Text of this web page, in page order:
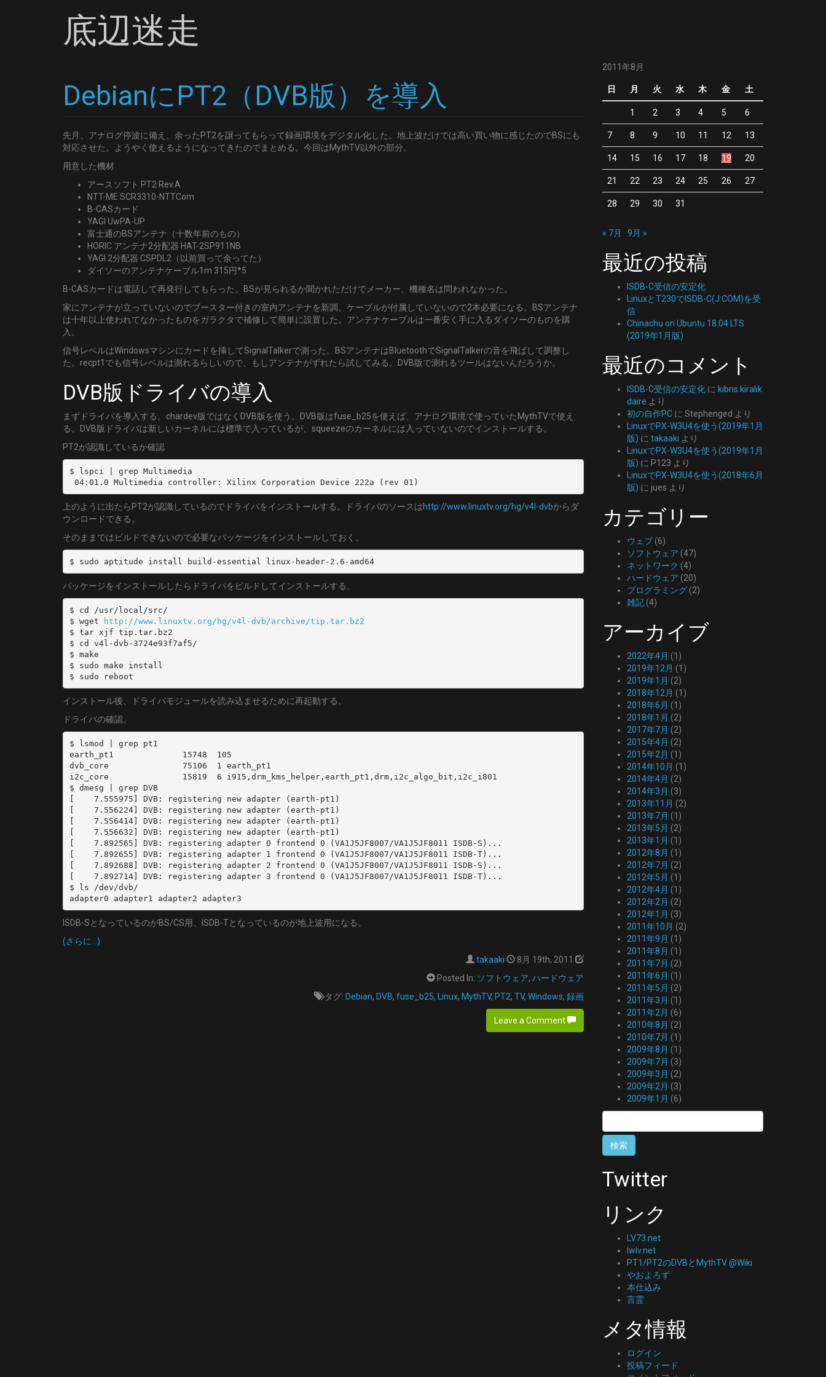
底辺迷走
DebianにPT2（DVB版）を導入
先月、アナログ停波に備え、余ったPT2を譲ってもらって録画環境をデジタル化した。地上波だけでは高い買い物に感じたのでBSにも
対応させた。ようやく使えるようになってきたのでまとめる。今回はMythTV以外の部分。
用意した機材
アースソフト PT2 Rev.A
NTT-ME SCR3310-NTTCom
B-CASカード
YAGI UwPA-UP
富士通のBSアンテナ（十数年前のもの）
HORIC アンテナ2分配器 HAT-2SP911NB
YAGI 2分配器 CSPDL2（以前買って余ってた）
ダイソーのアンテナケーブル1m 315円*5
B-CASカードは電話して再発行してもらった。BSが見られるか聞かれただけでメーカー、機種名は問われなかった。
家にアンテナが立っていないのでブースター付きの室内アンテナを新調。ケーブルが付属していないので2本必要になる。BSアンテナ
は十年以上使われてなかったものをガラクタで補修して簡単に設置した。アンテナケーブルは一番安く手に入るダイソーのものを購
入。
信号レベルはWindowsマシンにカードを挿してSignalTalkerで測った。BSアンテナはBluetoothでSignalTalkerの音を飛ばして調整し
た。recpt1でも信号レベルは測れるらしいので、もしアンテナがずれたら試してみる。DVB版で測れるツールはないんだろうか。
DVB版ドライバの導入
まずドライバを導入する。chardev版ではなくDVB版を使う。DVB版はfuse_b25を使えば、アナログ環境で使っていたMythTVで使え
る。DVB版ドライバは新しいカーネルには標準で入っているが、squeezeのカーネルには入っていないのでインストールする。
PT2が認識しているか確認
$ lspci | grep Multimedia
04:01.0 Multimedia controller: Xilinx Corporation Device 222a (rev 01)
上のように出たらPT2が認識しているのでドライバをインストールする。ドライバのソースはhttp://www.linuxtv.org/hg/v4l-dvbからダ
ウンロードできる。
そのままではビルドできないので必要なパッケージをインストールしておく。
$ sudo aptitude install build-essential linux-header-2.6-amd64
パッケージをインストールしたらドライバをビルドしてインストールする。
$ cd /usr/local/src/
$ wget
http://www.linuxtv.org/hg/v4l-dvb/archive/tip.tar.bz2
$ tar xjf tip.tar.bz2
$ cd v4l-dvb-3724e93f7af5/
$ make
$ sudo make install
$ sudo reboot
インストール後、ドライバモジュールを読み込ませるために再起動する。
ドライバの確認。
$ lsmod | grep pt1
earth_pt1              15748  105
dvb_core               75106  1 earth_pt1
i2c_core               15819  6 i915,drm_kms_helper,earth_pt1,drm,i2c_algo_bit,i2c_i801
$ dmesg | grep DVB
[    7.555975] DVB: registering new adapter (earth-pt1)
[    7.556224] DVB: registering new adapter (earth-pt1)
[    7.556414] DVB: registering new adapter (earth-pt1)
[    7.556632] DVB: registering new adapter (earth-pt1)
[    7.892565] DVB: registering adapter 0 frontend 0 (VA1J5JF8007/VA1J5JF8011 ISDB-S)...
[    7.892655] DVB: registering adapter 1 frontend 0 (VA1J5JF8007/VA1J5JF8011 ISDB-T)...
[    7.892688] DVB: registering adapter 2 frontend 0 (VA1J5JF8007/VA1J5JF8011 ISDB-S)...
[    7.892714] DVB: registering adapter 3 frontend 0 (VA1J5JF8007/VA1J5JF8011 ISDB-T)...
$ ls /dev/dvb/
adapter0 adapter1 adapter2 adapter3
ISDB-SとなっているのがBS/CS用、ISDB-Tとなっているのが地上波用になる。
(さらに…)
takaaki
8月 19th, 2011
Posted In: ソフトウェア, ハードウェア
タグ: Debian, DVB, fuse_b25, Linux, MythTV, PT2, TV, Windows, 録画
Leave a Comment
2011年8月
日 月 火 水 木 金 土
1 2 3 4 5 6
7 8 9 10 11 12 13
14 15 16 17 18 19 20
21 22 23 24 25 26 27
28 29 30 31
« 7月 9月 »
最近の投稿
ISDB-C受信の安定化
LinuxとT230でISDB-C(J:COM)を受
信
Chinachu on Ubuntu 18.04 LTS
(2019年1月版)
最近のコメント
ISDB-C受信の安定化に kıbrıs kiralık
daire より
初の自作PCに Stephenged より
LinuxでPX-W3U4を使う(2019年1月
版) に takaaki より
LinuxでPX-W3U4を使う(2019年1月
版) に P123 より
LinuxでPX-W3U4を使う(2018年6月
版) に jues より
カテゴリー
ウェブ(6)
ソフトウェア (47)
ネットワーク (4)
ハードウェア (20)
プログラミング(2)
雑記(4)
アーカイブ
2022年4月 (1)
2019年12月 (1)
2019年1月 (2)
2018年12月 (1)
2018年6月 (1)
2018年1月 (2)
2017年7月 (2)
2015年4月 (2)
2015年2月 (1)
2014年10月 (1)
2014年4月 (2)
2014年3月 (3)
2013年11月 (2)
2013年7月 (1)
2013年5月 (2)
2013年1月 (1)
2012年8月 (1)
2012年7月 (2)
2012年5月 (1)
2012年4月 (1)
2012年2月 (2)
2012年1月 (3)
2011年10月 (2)
2011年9月 (1)
2011年8月 (1)
2011年7月 (2)
2011年6月 (1)
2011年5月 (2)
2011年3月 (1)
2011年2月 (6)
2010年8月 (2)
2010年7月 (1)
2009年8月 (1)
2009年7月 (3)
2009年3月 (2)
2009年2月 (3)
2009年1月 (6)
索:
Twitter
リンク
LV73.net
lwlv.net
PT1/PT2のDVBとMythTV @Wiki
やおよろず
本仕込み
言霊
メタ情報
ログイン
投稿フィード